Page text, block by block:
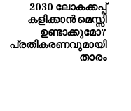
2030 ലോകക്കപ്പ്
കളിക്കാൻ മെസ്സി
ഉണ്ടാക്കുമോ?
പ്രതികരണവുമായി
താരം